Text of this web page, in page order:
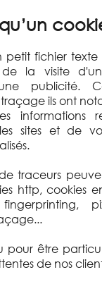
petit fichier texte
de la visite
publicité.
ils ont
informations
sites et de
traceurs
http, cookies
pour être
de nos